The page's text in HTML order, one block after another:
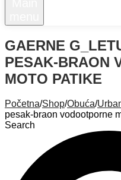
GAERNE
PESAK-BRAON
MOTO PATIKE
Početna/Shop/Obuća/
pesak-braon vodootporne
Search